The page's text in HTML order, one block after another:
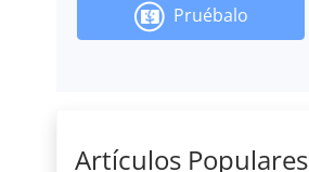
Pruébalo
Artículos Populares